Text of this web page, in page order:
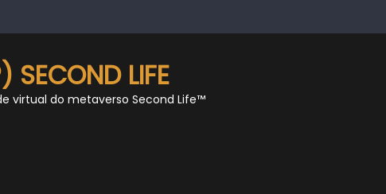
SECOND LIFE
virtual do metaverso Second Life™